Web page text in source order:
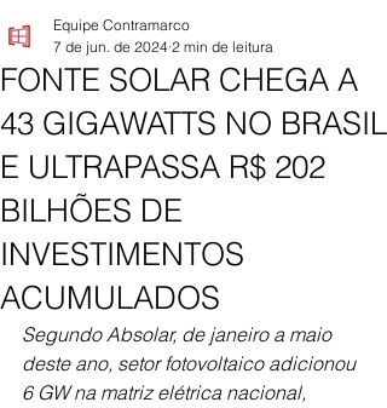
FONTE SOLAR CHEGA A
43 GIGAWATTS NO BRASIL
E ULTRAPASSA R$ 202
BILHÕES DE
INVESTIMENTOS
ACUMULADOS
Equipe Contramarco
7 de jun. de 2024 2 min de leitura
Segundo Absolar, de janeiro a maio
deste ano, setor fotovoltaico adicionou
6 GW na matriz elétrica nacional,